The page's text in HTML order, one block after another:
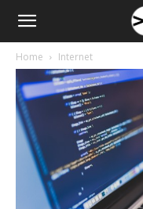
Home Internet